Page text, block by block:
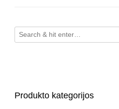
Produkto kategorijos